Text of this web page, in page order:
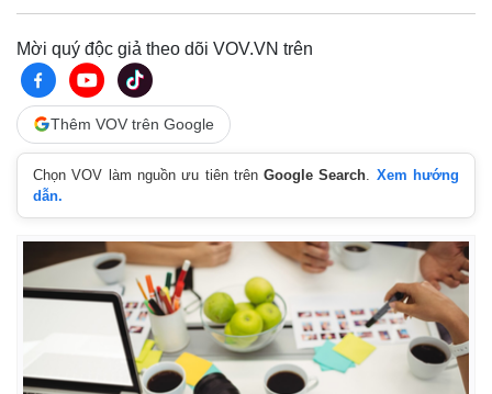
Mời quý độc giả theo dõi VOV.VN trên
Thêm VOV trên Google
Chọn VOV làm nguồn ưu tiên trênGoogle Search
Xem hướng
dẫn.